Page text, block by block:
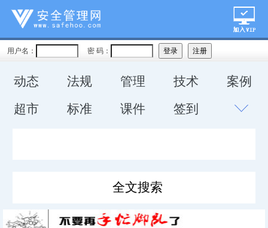
用户名： 密 码：
动态 法规 管理 技术
案例
超市
标准 课件 签到